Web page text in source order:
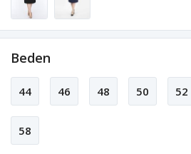
Beden
44 46 48 50 52
58